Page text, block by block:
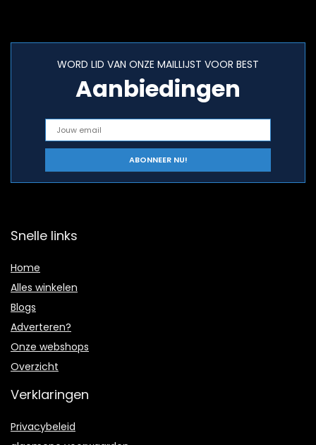
WORD LID VAN ONZE MAILLIJST VOOR BEST
Aanbiedingen
Snelle links
Home
Alles winkelen
Blogs
Adverteren?
Onze webshops
Overzicht
Verklaringen
Privacybeleid